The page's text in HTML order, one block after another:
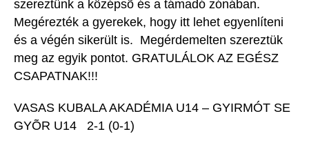
szereztünk a középsõ és a támadó zónában.
Megérezték a gyerekek, hogy itt lehet egyenlíteni
és a végén sikerült is. Megérdemelten szereztük
meg az egyik pontot. GRATULÁLOK AZ EGÉSZ
CSAPATNAK!!!
VASAS KUBALA AKADÉMIA U14 – GYIRMÓT SE
GYÕR U14 2-1 (0-1)